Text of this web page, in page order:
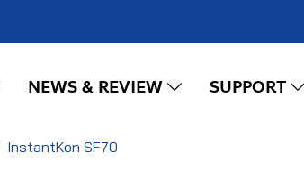
NEWS & REVIEW SUPPORT
InstantKon SF70